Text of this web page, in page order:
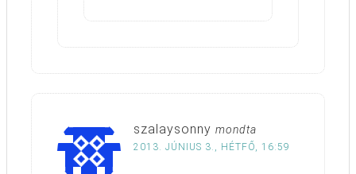
szalaysonny mondta
2013. JÚNIUS 3., HÉTFŐ, 16:59